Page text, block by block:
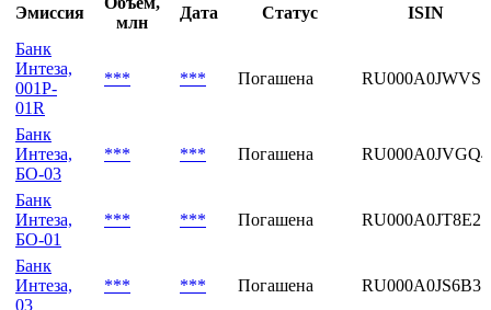
Последние выпуски
Эмиссия
Объем,
Дата Статус
ISIN
Банк
Интеза,
001P-
01R
*** *** Погашена RU000A0JWVS7
Банк
Интеза,
БО-03
*** *** Погашена RU000A0JVGQ4
Банк
Интеза,
*** *** Погашена RU000A0JT8E2